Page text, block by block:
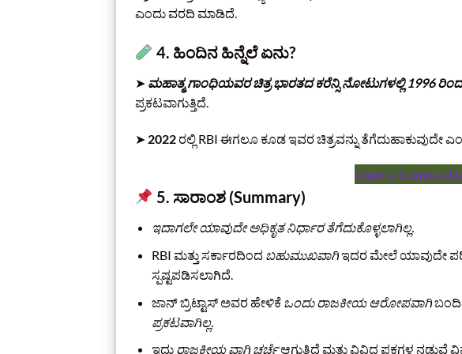
ಎಂದು ವರದಿ ಮಾಡಿದೆ.
4. ಹಿಂದಿನ ಹಿನ್ನೆಲೆ ಏನು?
➤ ಮಹಾತ್ಮ ಗಾಂಧಿಯವರ ಚಿತ್ರ ಭಾರತದ ಕರೆನ್ಸಿ ನೋಟುಗಳಲ್ಲಿ 1996 ರಿಂದ
ಪ್ರಕಟವಾಗುತ್ತಿದೆ.
➤ 2022 ರಲ್ಲಿ RBI ಈಗಲೂ ಕೂಡ ಇವರ ಚಿತ್ರವನ್ನು ತೆಗೆದುಹಾಕುವುದೇ
Clidk to Comlete
5. ಸಾರಾಂಶ (Summary)
ಇದಾಗಲೇ ಯಾವುದೇ ಅಧಿಕೃತ ನಿರ್ಧಾರ ತೆಗೆದುಕೊಳ್ಳಲಾಗಿಲ್ಲ.
RBI ಮತ್ತು ಸರ್ಕಾರದಿಂದ ಬಹುಮುಖವಾಗಿಇದರ ಮೇಲೆ ಯಾವುದೇ
ಸ್ಪಷ್ಟಪಡಿಸಲಾಗಿದೆ.
ಜಾನ್ ಬ್ರಿಟ್ಟಾಸ್ ಅವರ ಹೇಳಿಕೆ ಒಂದು ರಾಜಕೀಯ ಆರೋಪವಾಗಿ
ಪ್ರಕಟವಾಗಿಲ್ಲ.
ಇದು ರಾಜಕೀಯ ವಾಗಿ ಚರ್ಚೆಆಗುತ್ತಿದೆ ಮತ್ತು ವಿವಿಧ ಪಕ್ಷಗಳ ನಡುವೆ